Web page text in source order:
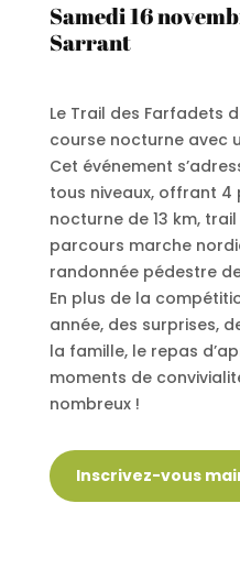
Samedi 16
Sarrant
Le Trail des Farfadets
course nocturne avec
Cet événement
tous niveaux, offrant 4
nocturne de 13 km,
parcours marche
randonnée pédestre de
En plus de la
année, des surprises,
la famille, le repas
moments de
nombreux !
Inscrivez-vous